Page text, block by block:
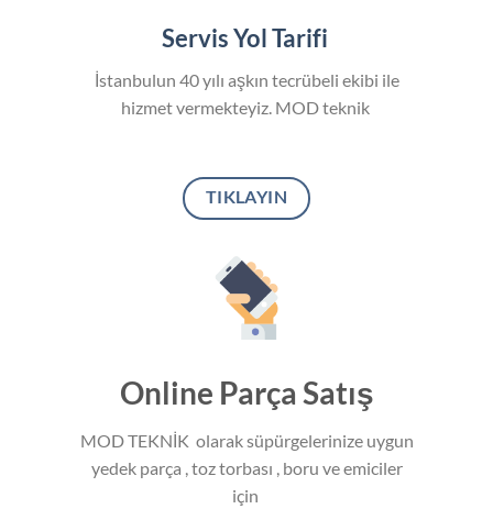
Servis Yol Tarifi
İstanbulun 40 yılı aşkın tecrübeli ekibi ile
hizmet vermekteyiz. MOD teknik
TIKLAYIN
Online Parça Satış
MOD TEKNİK olarak süpürgelerinize uygun
yedek parça , toz torbası , boru ve emiciler
için